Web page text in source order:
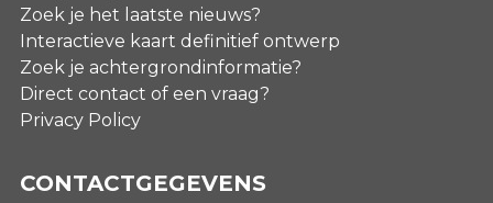
Zoek je het laatste nieuws?
Interactieve kaart definitief ontwerp
Zoek je achtergrondinformatie?
Direct contact of een vraag?
Privacy Policy
CONTACTGEGEVENS